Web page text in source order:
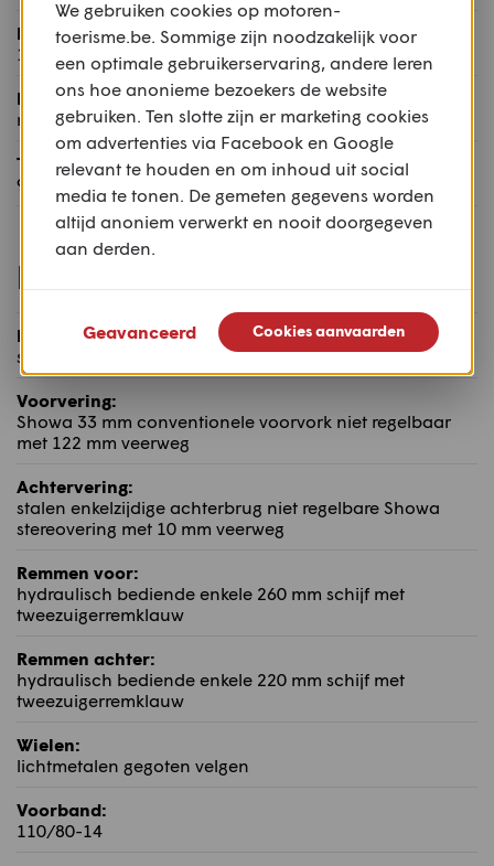
Rijklaar gewicht:
144 kg
Maximum toelaatbaar gewicht:
n.b. kg
Tankinhoud:
9 l
Rijwielgedeelte
Frame:
stalen dubbel wiegframe
Voorvering:
Showa 33 mm conventionele voorvork niet regelbaar
met 122 mm veerweg
Achtervering:
stalen enkelzijdige achterbrug niet regelbare Showa
stereovering met 10 mm veerweg
Remmen voor:
hydraulisch bediende enkele 260 mm schijf met
tweezuigerremklauw
Remmen achter:
hydraulisch bediende enkele 220 mm schijf met
tweezuigerremklauw
Wielen:
lichtmetalen gegoten velgen
Voorband:
110/80-14
We gebruiken cookies op motoren-
toerisme.be. Sommige zijn noodzakelijk voor
een optimale gebruikerservaring, andere leren
ons hoe anonieme bezoekers de website
gebruiken. Ten slotte zijn er marketing cookies
om advertenties via Facebook en Google
relevant te houden en om inhoud uit social
media te tonen. De gemeten gegevens worden
altijd anoniem verwerkt en nooit doorgegeven
aan derden.
Geavanceerd Cookies aanvaarden